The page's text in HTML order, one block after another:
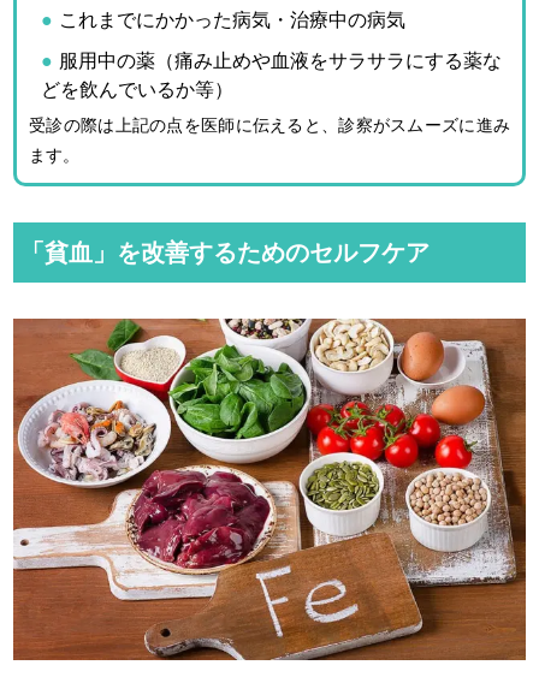
これまでにかかった病気・治療中の病気
服用中の薬（痛み止めや血液をサラサラにする薬な
どを飲んでいるか等）
受診の際は上記の点を医師に伝えると、診察がスムーズに進み
ます。
「貧血」を改善するためのセルフケア